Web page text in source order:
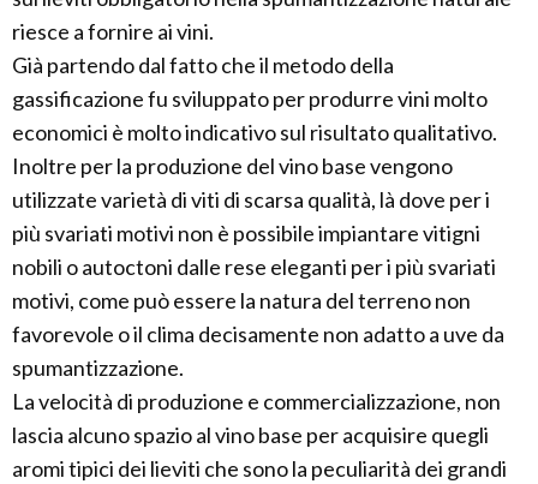
riesce a fornire ai vini.
Già partendo dal fatto che il metodo della
gassificazione fu sviluppato per produrre vini molto
economici è molto indicativo sul risultato qualitativo.
Inoltre per la produzione del vino base vengono
utilizzate varietà di viti di scarsa qualità, là dove per i
più svariati motivi non è possibile impiantare vitigni
nobili o autoctoni dalle rese eleganti per i più svariati
motivi, come può essere la natura del terreno non
favorevole o il clima decisamente non adatto a uve da
spumantizzazione.
La velocità di produzione e commercializzazione, non
lascia alcuno spazio al vino base per acquisire quegli
aromi tipici dei lieviti che sono la peculiarità dei grandi